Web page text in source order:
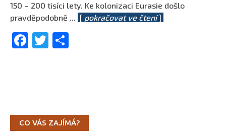
150 – 200 tisíci lety. Ke kolonizaci Eurasie došlo
pravděpodobně ... [ pokračovat ve čtení]
Facebook
Twitter
CO VÁS ZAJÍMÁ?